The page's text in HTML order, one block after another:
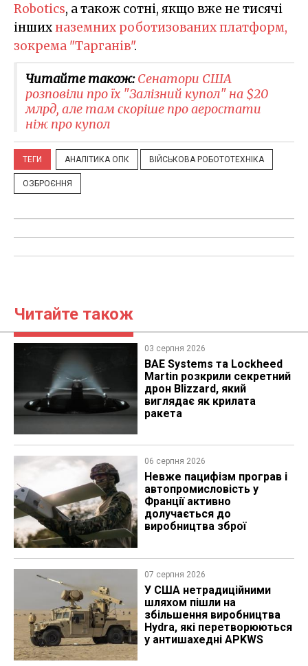
Robotics, а також сотні, якщо вже не тисячі
іншихназемних роботизованих платформ,
зокрема "Тарганів".
Читайте також:Сенатори США
розповіли про їх "Залізний купол" на $20
млрд, але там скоріше про аеростати
ніж про купол
ТЕГИ АНАЛІТИКА ОПК ВІЙСЬКОВА РОБОТОТЕХНІКА
ОЗБРОЄННЯ
Читайте також
03 серпня 2026
BAE Systems та Lockheed
Martin розкрили секретний
дрон Blizzard, який
виглядає як крилата
ракета
06 серпня 2026
Невже пацифізм програв і
автопромисловість у
Франції активно
долучається до
виробництва зброї
07 серпня 2026
У США нетрадиційними
шляхом пішли на
збільшення виробництва
Hydra, які перетворюються
у антишахедні APKWS